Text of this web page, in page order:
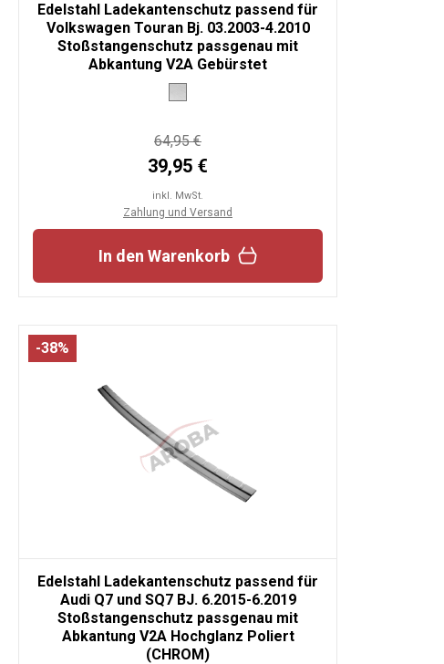
Edelstahl Ladekantenschutz passend für
Volkswagen Touran Bj. 03.2003-4.2010
Stoßstangenschutz passgenau mit
Abkantung V2A Gebürstet
64,95 €
39,95 €
inkl. MwSt.
Zahlung und Versand
In den Warenkorb
-38%
Edelstahl Ladekantenschutz passend für
Audi Q7 und SQ7 BJ. 6.2015-6.2019
Stoßstangenschutz passgenau mit
Abkantung V2A Hochglanz Poliert
(CHROM)